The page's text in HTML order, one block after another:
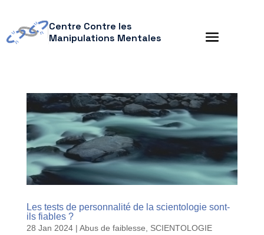
Centre Contre les
Manipulations Mentales
Les tests de personnalité de la scientologie sont-
ils fiables ?
28 Jan 2024| Abus de faiblesse SCIENTOLOGIE